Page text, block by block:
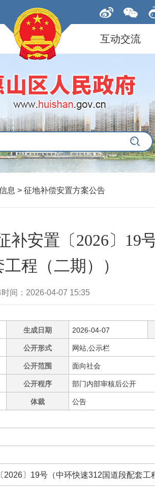
互动交流
息 > 征地补偿安置方案公告
安置〔2026〕19
程（二期））
时间：2026-04-07 15:35
生成日期 2026-04-07
公开形式 网站,公示栏
公开范围 面向社会
公开程序 部门内部审核后公开
体裁 公告
〕19号（中环快速312国道段配套工